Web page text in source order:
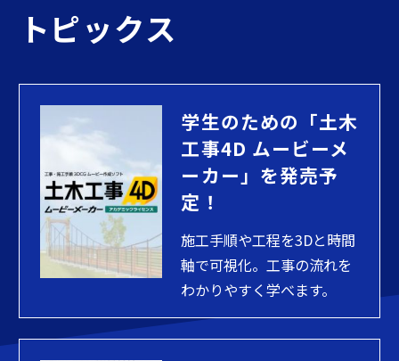
トピックス
学生のための「土木
工事4D ムービーメ
ーカー」を発売予
定！
施工手順や工程を3Dと時間
軸で可視化。工事の流れを
わかりやすく学べます。